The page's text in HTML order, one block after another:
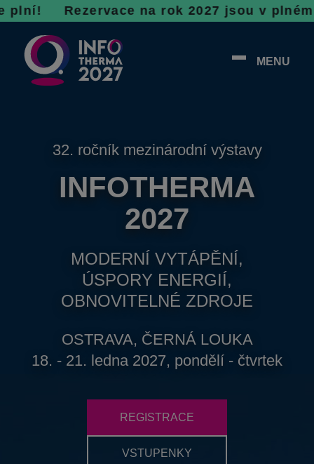
ezervace na rok 2027 jsou v plném
MENU
32. ročník mezinárodní výstavy
INFOTHERMA
2027
MODERNÍ VYTÁPĚNÍ,
ÚSPORY ENERGIÍ,
OBNOVITELNÉ ZDROJE
OSTRAVA, ČERNÁ LOUKA
18. - 21. ledna 2027, pondělí - čtvrtek
REGISTRACE
VSTUPENKY